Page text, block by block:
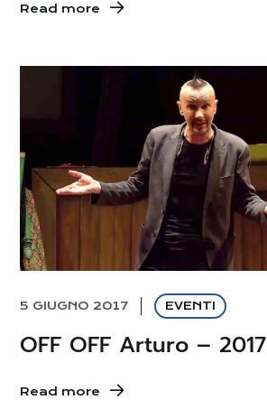
Read more
5 GIUGNO 2017 EVENTI
OFF OFF Arturo – 2017
Read more